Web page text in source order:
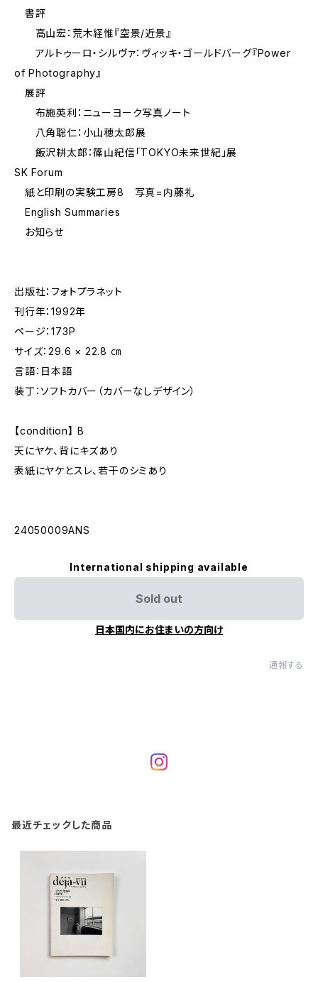
書評
高山宏：荒木経惟『空景/近景』
アルトゥーロ・シルヴァ：ヴィッキ・ゴールドバーグ『Power
of Photography』
展評
布施英利：ニューヨーク写真ノート
八角聡仁：小山穂太郎展
飯沢耕太郎：篠山紀信「TOKYO未来世紀」展
SK Forum
紙と印刷の実験工房8 写真=内藤礼
English Summaries
お知らせ
出版社：フォトプラネット
刊行年：1992年
ページ：173P
サイズ：29.6 × 22.8 ㎝
言語：日本語
装丁：ソフトカバー（カバーなしデザイン）
【condition】 B
天にヤケ、背にキズあり
表紙にヤケとスレ、若干のシミあり
24050009ANS
International shipping available
Sold out
日本国内にお住まいの方向け
通報する
最近チェックした商品